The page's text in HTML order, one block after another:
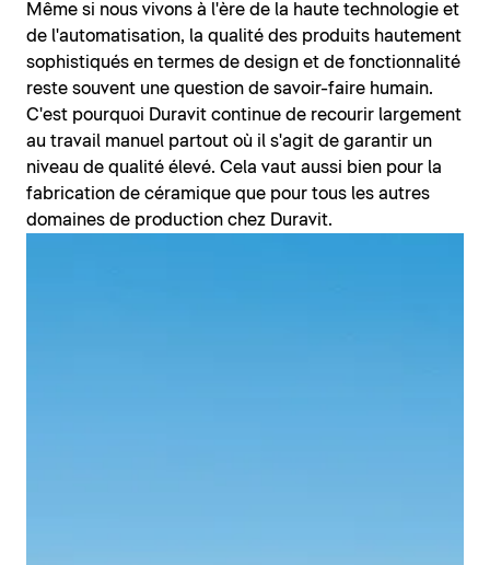
Même si nous vivons à l'ère de la haute technologie et
de l'automatisation, la qualité des produits hautement
sophistiqués en termes de design et de fonctionnalité
reste souvent une question de savoir-faire humain.
C'est pourquoi Duravit continue de recourir largement
au travail manuel partout où il s'agit de garantir un
niveau de qualité élevé. Cela vaut aussi bien pour la
fabrication de céramique que pour tous les autres
domaines de production chez Duravit.